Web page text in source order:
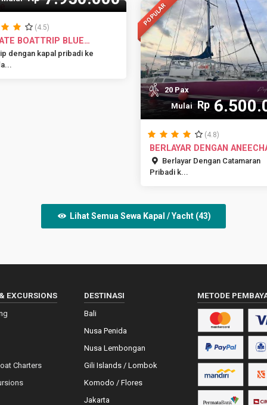
(4.5)
BOATTRIP BLUE
BALI...
dengan kapal pribadi ke
POPULAR
20 Pax
Mulai Rp
(4.8)
BERLAYAR DENGAN
CATAMARAN
Berlayar Dengan Catamaran
Pribadi k...
Lihat Semua Sewa Kapal / Yacht (43)
EXCURSIONS
Charters
DESTINASI
Bali
Nusa Penida
Nusa Lembongan
Gili Islands / Lombok
Komodo / Flores
Jakarta
METODE